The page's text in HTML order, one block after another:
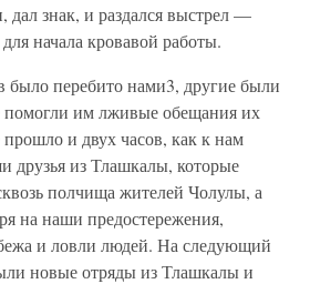
дал знак, и раздался выстрел —
начала кровавой работы.
перебито нами3, другие были
им лживые обещания их
и двух часов, как к нам
друзья из Тлашкалы, которые
полчища жителей Чолулы, а
на наши предостережения,
и ловли людей. На следующий
новые отряды из Тлашкалы и